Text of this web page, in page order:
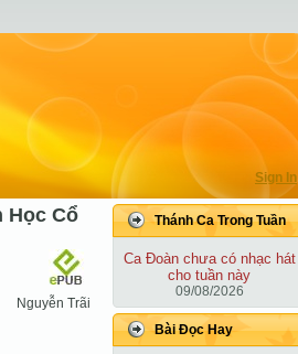
Sign In
Học Cổ
Nguyễn Trãi
Thánh Ca Trong Tuần
Ca Ðoàn chưa có nhạc hát
cho tuần này
09/08/2026
Bài Ðọc Hay